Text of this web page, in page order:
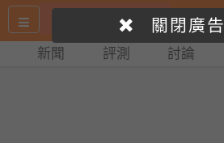
新聞 評測 討論
關閉廣告